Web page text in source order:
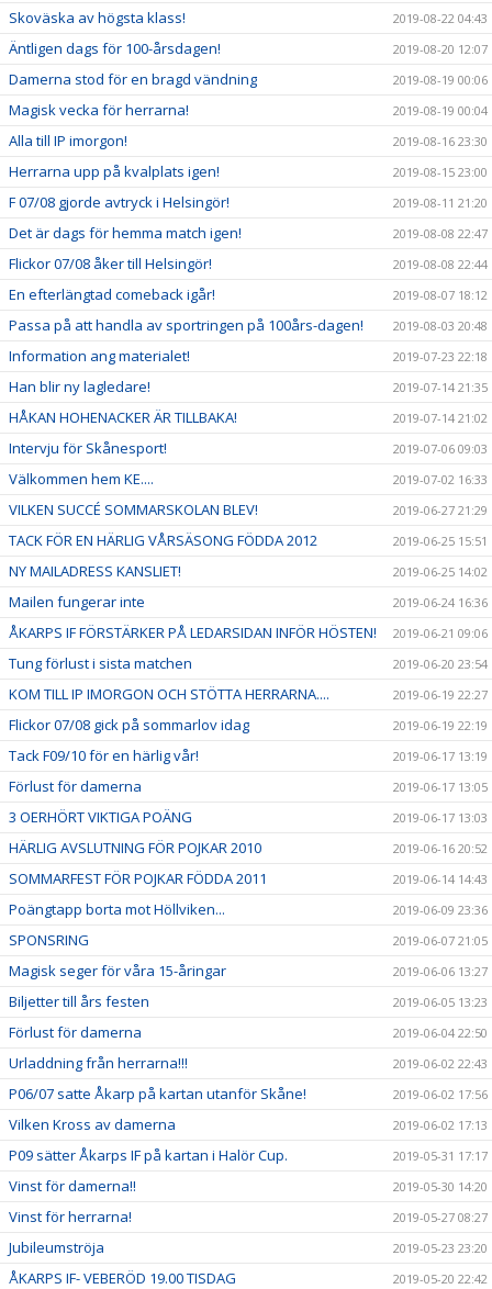
Skoväska av högsta klass! 2019-08-22 04:43
Äntligen dags för 100-årsdagen! 2019-08-20 12:07
Damerna stod för en bragd vändning 2019-08-19 00:06
Magisk vecka för herrarna! 2019-08-19 00:04
Alla till IP imorgon! 2019-08-16 23:30
Herrarna upp på kvalplats igen! 2019-08-15 23:00
F 07/08 gjorde avtryck i Helsingör! 2019-08-11 21:20
Det är dags för hemma match igen! 2019-08-08 22:47
Flickor 07/08 åker till Helsingör! 2019-08-08 22:44
En efterlängtad comeback igår! 2019-08-07 18:12
Passa på att handla av sportringen på 100års-dagen! 2019-08-03 20:48
Information ang materialet! 2019-07-23 22:18
Han blir ny lagledare! 2019-07-14 21:35
HÅKAN HOHENACKER ÄR TILLBAKA! 2019-07-14 21:02
Intervju för Skånesport! 2019-07-06 09:03
Välkommen hem KE.... 2019-07-02 16:33
VILKEN SUCCÉ SOMMARSKOLAN BLEV! 2019-06-27 21:29
TACK FÖR EN HÄRLIG VÅRSÄSONG FÖDDA 2012 2019-06-25 15:51
NY MAILADRESS KANSLIET! 2019-06-25 14:02
Mailen fungerar inte 2019-06-24 16:36
ÅKARPS IF FÖRSTÄRKER PÅ LEDARSIDAN INFÖR HÖSTEN! 2019-06-21 09:06
Tung förlust i sista matchen 2019-06-20 23:54
KOM TILL IP IMORGON OCH STÖTTA HERRARNA.... 2019-06-19 22:27
Flickor 07/08 gick på sommarlov idag 2019-06-19 22:19
Tack F09/10 för en härlig vår! 2019-06-17 13:19
Förlust för damerna 2019-06-17 13:05
3 OERHÖRT VIKTIGA POÄNG 2019-06-17 13:03
HÄRLIG AVSLUTNING FÖR POJKAR 2010 2019-06-16 20:52
SOMMARFEST FÖR POJKAR FÖDDA 2011 2019-06-14 14:43
Poängtapp borta mot Höllviken... 2019-06-09 23:36
SPONSRING 2019-06-07 21:05
Magisk seger för våra 15-åringar 2019-06-06 13:27
Biljetter till års festen 2019-06-05 13:23
Förlust för damerna 2019-06-04 22:50
Urladdning från herrarna!!! 2019-06-02 22:43
P06/07 satte Åkarp på kartan utanför Skåne! 2019-06-02 17:56
Vilken Kross av damerna 2019-06-02 17:13
P09 sätter Åkarps IF på kartan i Halör Cup. 2019-05-31 17:17
Vinst för damerna!! 2019-05-30 14:20
Vinst för herrarna! 2019-05-27 08:27
Jubileumströja 2019-05-23 23:20
ÅKARPS IF- VEBERÖD 19.00 TISDAG 2019-05-20 22:42